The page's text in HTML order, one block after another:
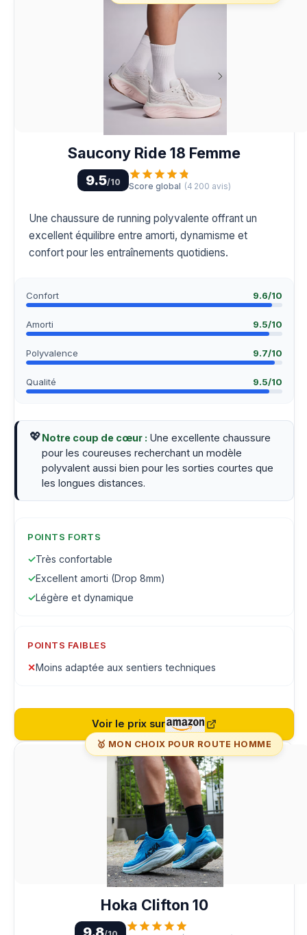
Saucony Ride 18 Femme
9.5/10 Score global (4 200 avis)
Une chaussure de running polyvalente offrant un
excellent équilibre entre amorti, dynamisme et
confort pour les entraînements quotidiens.
Confort 9.6/10
Amorti 9.5/10
Polyvalence 9.7/10
Qualité 9.5/10
💖Notre coup de cœur : Une excellente chaussure
pour les coureuses recherchant un modèle
polyvalent aussi bien pour les sorties courtes que
les longues distances.
POINTS FORTS
✓Très confortable
✓Excellent amorti (Drop 8mm)
✓Légère et dynamique
POINTS FAIBLES
✕Moins adaptée aux sentiers techniques
Voir le prix sur
🥇 MON CHOIX POUR ROUTE HOMME
Hoka Clifton 10